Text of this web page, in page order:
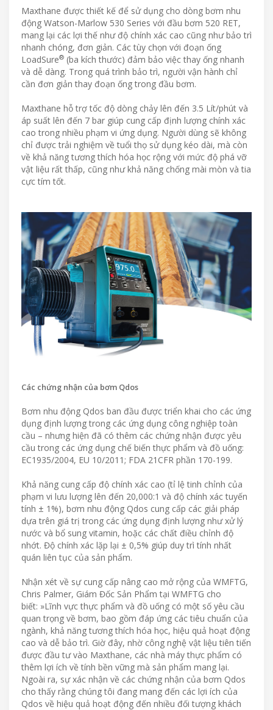
Maxthane được thiết kế để sử dụng cho dòng bơm nhu
động Watson-Marlow 530 Series với đầu bơm 520 RET,
mang lại các lợi thế như độ chính xác cao cũng như bảo trì
nhanh chóng, đơn giản. Các tùy chọn với đoạn ống
LoadSure® (ba kích thước) đảm bảo việc thay ống nhanh
và dễ dàng. Trong quá trình bảo trì, người vận hành chỉ
cần đơn giản thay đoạn ống trong đầu bơm.
Maxthane hỗ trợ tốc độ dòng chảy lên đến 3.5 Lít/phút và
áp suất lên đến 7 bar giúp cung cấp định lượng chính xác
cao trong nhiều phạm vi ứng dụng. Người dùng sẽ không
chỉ được trải nghiệm về tuổi thọ sử dụng kéo dài, mà còn
về khả năng tương thích hóa học rộng với mức độ phá vỡ
vật liệu rất thấp, cũng như khả năng chống mài mòn và tia
cực tím tốt.
Các chứng nhận của bơm Qdos
Bơm nhu động Qdos ban đầu được triển khai cho các ứng
dụng định lượng trong các ứng dụng công nghiệp toàn
cầu – nhưng hiện đã có thêm các chứng nhận được yêu
cầu trong các ứng dụng chế biến thực phẩm và đồ uống:
EC1935/2004, EU 10/2011; FDA 21CFR phần 170-199.
Khả năng cung cấp độ chính xác cao (tỉ lệ tinh chỉnh của
phạm vi lưu lượng lên đến 20,000:1 và độ chính xác tuyến
tính ± 1%), bơm nhu động Qdos cung cấp các giải pháp
dựa trên giá trị trong các ứng dụng định lượng như xử lý
nước và bổ sung vitamin, hoặc các chất điều chỉnh độ
nhớt. Độ chính xác lặp lại ± 0,5% giúp duy trì tính nhất
quán liên tục của sản phẩm.
Nhận xét về sự cung cấp nâng cao mở rộng của WMFTG,
Chris Palmer, Giám Đốc Sản Phẩm tại WMFTG cho
biết: »Lĩnh vực thực phẩm và đồ uống có một số yêu cầu
quan trọng về bơm, bao gồm đáp ứng các tiêu chuẩn của
ngành, khả năng tương thích hóa học, hiệu quả hoạt động
cao và dễ bảo trì. Giờ đây, nhờ công nghệ vật liệu tiên tiến
được đầu tư vào Maxthane, các nhà máy thực phẩm có
thêm lợi ích về tính bền vững mà sản phẩm mang lại.
Ngoài ra, sự xác nhận về các chứng nhận của bơm Qdos
cho thấy rằng chúng tôi đang mang đến các lợi ích của
Qdos về hiệu quả hoạt động đến nhiều đối tượng khách